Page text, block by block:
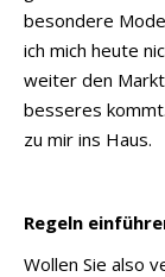
besondere
ich mich heute
weiter den
besseres
zu mir ins Haus.
Regeln
Wollen Sie also